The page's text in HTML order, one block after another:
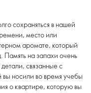
сохраняться в нашей
место или
аромате, который
Память на запахи очень
связанные с
носили во время учебы
о квартире, которую вы